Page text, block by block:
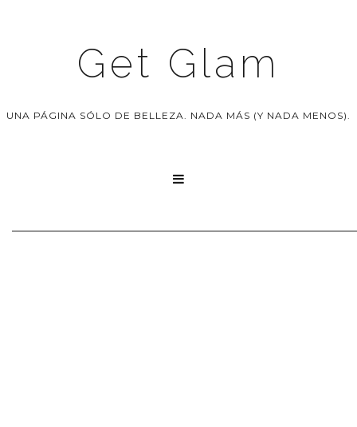
Get Glam
UNA PÁGINA SÓLO DE BELLEZA. NADA MÁS (Y NADA MENOS).
